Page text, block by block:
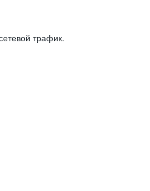
трафик.